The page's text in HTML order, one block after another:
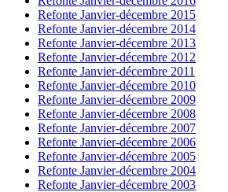
Refonte Janvier-décembre 2015
Refonte Janvier-décembre 2014
Refonte Janvier-décembre 2013
Refonte Janvier-décembre 2012
Refonte Janvier-décembre 2011
Refonte Janvier-décembre 2010
Refonte Janvier-décembre 2009
Refonte Janvier-décembre 2008
Refonte Janvier-décembre 2007
Refonte Janvier-décembre 2006
Refonte Janvier-décembre 2005
Refonte Janvier-décembre 2004
Refonte Janvier-décembre 2003